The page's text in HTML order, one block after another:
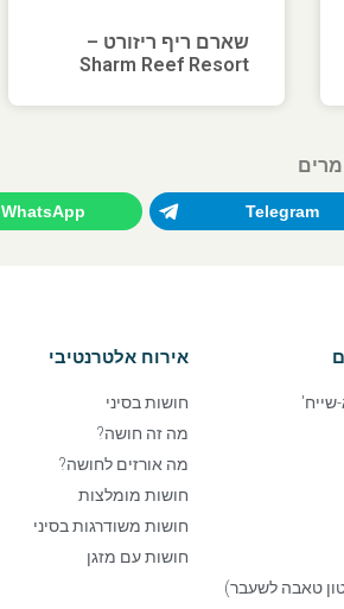
שארם ריף ריזורט –
Sharm Reef Resort
WhatsApp Telegram
שייח'
טאבה לשעבר)
אירוח אלטרנטיבי
חושות בסיני
מה זה חושה?
מה אורזים לחושה?
חושות מומלצות
חושות משודרגות בסיני
חושות עם מזגן